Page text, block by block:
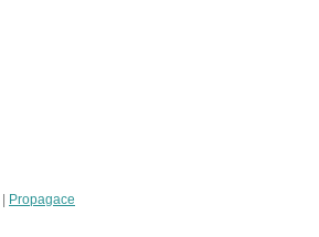
| Propagace